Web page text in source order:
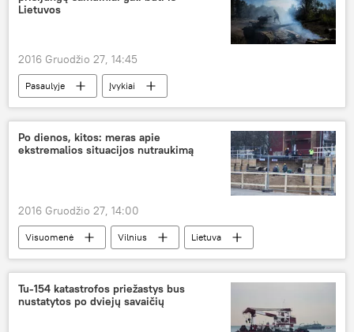
Lietuvos
2016 Gruodžio 27, 14:45
Pasaulyje
Įvykiai
Lugansko Liaudies Respublika
Po dienos, kitos: meras apie
ekstremalios situacijos nutraukimą
2016 Gruodžio 27, 14:00
Visuomenė Vilnius
Lietuva
Remigijus Šimašius
Kęstutis Navickas
nuotekų vamzdžiai
ekologinė nelaimė
Nelaimė Vilniuje: vamzdžių avarija Upės gatvėje
Tu-154 katastrofos priežastys bus
nustatytos po dviejų savaičių